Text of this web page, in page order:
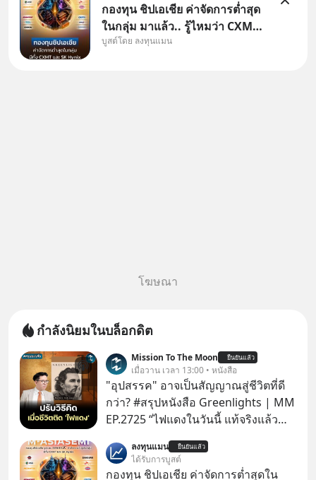
กองทุน ชิปเอเชีย ค่าจัดการต่ำสุด
ในกลุ่ม มาแล้ว.. รู้ไหมว่า CXMT
อยู่ดี ๆ ขึ้นมาเป็นบริษัทอันดับ 1 ใน
บูสต์โดย ลงทุนแมน
โฆษณา
กำลังนิยมในบล็อกดิต
Mission To The Moon ยืนยันแล้ว
เมื่อวาน เวลา 13:00 • หนังสือ
"อุปสรรค" อาจเป็นสัญญาณสู่ชีวิตที่ดี
กว่า? #สรุปหนังสือ Greenlights | MM
EP.2725 “ไฟแดงในวันนี้ แท้จริงแล้ว
เปลี่ยนสี” McConaughey ดาราดาวรุ่ง
ในยุคหนึ่ง เคยปฏิเสธเงินค่าตัวหนังรอม
ลงทุนแมน ยืนยันแล้ว
ได้รับการบูสต์
กองทุน ชิปเอเชีย ค่าจัดการต่ำสุดใน